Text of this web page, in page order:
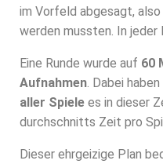
im Vorfeld abgesagt,
werden mussten. In jeder
Eine Runde wurde auf 60
Aufnahmen . Dabei
aller Spiele es in dieser
durchschnitts Zeit pro
Dieser ehrgeizige Plan